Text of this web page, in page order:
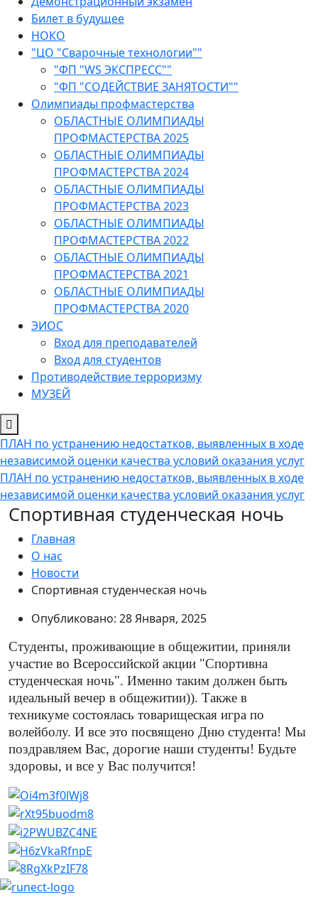
Билет в будущее
НОКО
"ЦО "Сварочные технологии""
"ФП "WS ЭКСПРЕСС""
"ФП "СОДЕЙСТВИЕ ЗАНЯТОСТИ""
Олимпиады профмастерства
ОБЛАСТНЫЕ ОЛИМПИАДЫ
ПРОФМАСТЕРСТВА 2025
ОБЛАСТНЫЕ ОЛИМПИАДЫ
ПРОФМАСТЕРСТВА 2024
ОБЛАСТНЫЕ ОЛИМПИАДЫ
ПРОФМАСТЕРСТВА 2023
ОБЛАСТНЫЕ ОЛИМПИАДЫ
ПРОФМАСТЕРСТВА 2022
ОБЛАСТНЫЕ ОЛИМПИАДЫ
ПРОФМАСТЕРСТВА 2021
ОБЛАСТНЫЕ ОЛИМПИАДЫ
ПРОФМАСТЕРСТВА 2020
ЭИОС
Вход для преподавателей
Вход для студентов
Противодействие терроризму
МУЗЕЙ
ПЛАН по устранению недостатков, выявленных в ходе
независимой оценки качества условий оказания услуг
ПЛАН по устранению недостатков, выявленных в ходе
независимой оценки качества условий оказания услуг
Спортивная студенческая ночь
Главная
О нас
Новости
Спортивная студенческая ночь
Опубликовано: 28 Января, 2025
Студенты, проживающие в общежитии, приняли
участие во Всероссийской акции "Спортивна
студенческая ночь". Именно таким должен быть
идеальный вечер в общежитии)). Также в
техникуме состоялась товарищеская игра по
волейболу. И все это посвящено Дню студента! Мы
поздравляем Вас, дорогие наши студенты! Будьте
здоровы, и все у Вас получится!